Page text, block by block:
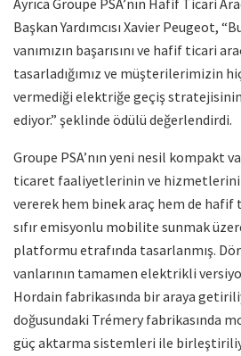
Ayrıca Groupe PSA’nın Hafif Ticari
Başkan Yardımcısı Xavier Peugeot,
vanımızın başarısını ve hafif ticari
tasarladığımız ve müşterilerimizin
vermediği elektriğe geçiş
ediyor.” şeklinde ödülü değerlendirdi.
Groupe PSA’nın yeni nesil kompakt
ticaret faaliyetlerinin ve
vererek hem binek araç hem de hafif
sıfır emisyonlu mobilite sunmak
platformu etrafında tasarlanmış.
vanlarının tamamen elektrikli
Hordain fabrikasında bir araya
doğusundaki Trémery fabrikasında
güç aktarma sistemleri ile